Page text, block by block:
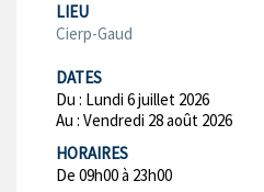
LIEU
Cierp-Gaud
DATES
Du : Lundi 6 juillet 2026
Au : Vendredi 28 août 2026
HORAIRES
De 09h00 à 23h00